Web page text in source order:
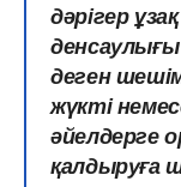
дәрігер
деген
жүкті
әйелдерге
қалдыруға